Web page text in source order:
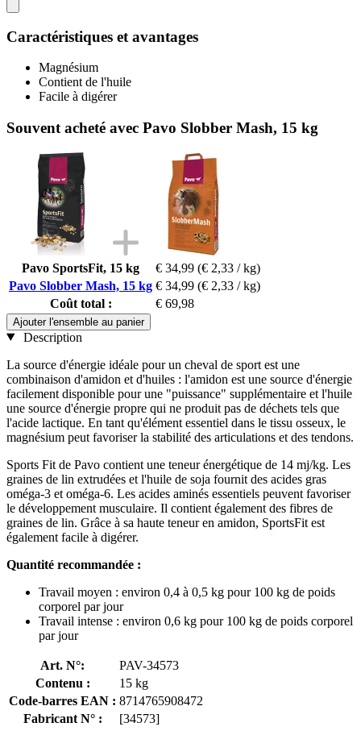
Caractéristiques et avantages
Magnésium
Contient de l'huile
Facile à digérer
Souvent acheté avec Pavo Slobber Mash, 15 kg
Pavo SportsFit, 15 kg € 34,99 (€ 2,33 / kg)
Pavo Slobber Mash, 15 kg € 34,99 (€ 2,33 / kg)
Coût total :
€ 69,98
Ajouter l'ensemble au panier
Description
La source d'énergie idéale pour un cheval de sport est une
combinaison d'amidon et d'huiles : l'amidon est une source d'énergie
facilement disponible pour une "puissance" supplémentaire et l'huile
une source d'énergie propre qui ne produit pas de déchets tels que
l'acide lactique. En tant qu'élément essentiel dans le tissu osseux, le
magnésium peut favoriser la stabilité des articulations et des tendons.
Sports Fit de Pavo contient une teneur énergétique de 14 mj/kg. Les
graines de lin extrudées et l'huile de soja fournit des acides gras
oméga-3 et oméga-6. Les acides aminés essentiels peuvent favoriser
le développement musculaire. Il contient également des fibres de
graines de lin. Grâce à sa haute teneur en amidon, SportsFit est
également facile à digérer.
Quantité recommandée :
Travail moyen : environ 0,4 à 0,5 kg pour 100 kg de poids
corporel par jour
Travail intense : environ 0,6 kg pour 100 kg de poids corporel
par jour
Art. N°:
PAV-34573
Contenu :
15 kg
Code-barres EAN : 8714765908472
Fabricant N° :
[34573]